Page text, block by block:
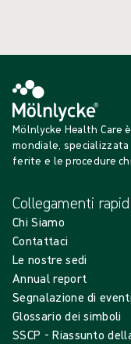
Mölnlycke Health Care
mondiale,
ferite e le procedure
Collegamenti
Chi Siamo
Contattaci
Le nostre sedi
Annual report
Segnalazione di
Glossario dei simboli
SSCP - Riassunto